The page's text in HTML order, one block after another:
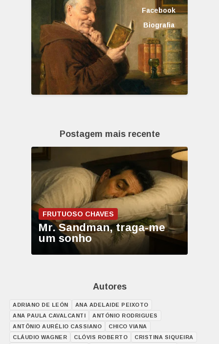
Facebook
Biografia
Postagem mais recente
FRUTUOSO CHAVES
Mr. Sandman, traga-me
um sonho
Autores
ADRIANO DE LEÓN
ANA ADELAIDE PEIXOTO
ANA PAULA CAVALCANTI
ANTÓNIO RODRIGUES
ANTÔNIO AURÉLIO CASSIANO
CHICO VIANA
CLÁUDIO WAGNER
CLÓVIS ROBERTO
CRISTINA SIQUEIRA